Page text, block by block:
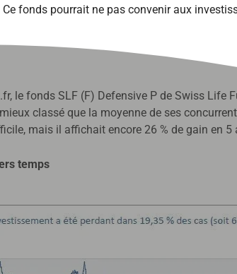
fonds pourrait ne pas convenir aux
le fonds SLF (F) Defensive P de Swiss Life
classé que la moyenne de ses
mais il affichait encore 26 % de gain en 5
temps